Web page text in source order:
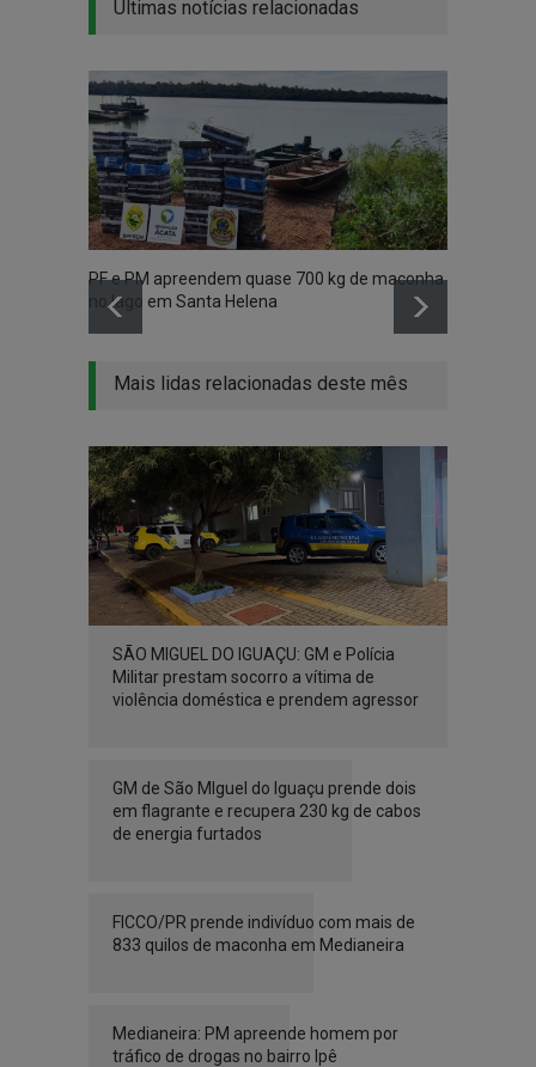
Últimas notícias relacionadas
PF e PM apreendem quase 700 kg de maconha
no lago em Santa Helena
Mais lidas relacionadas deste mês
SÃO MIGUEL DO IGUAÇU: GM e Polícia
Militar prestam socorro a vítima de
violência doméstica e prendem agressor
GM de São MIguel do Iguaçu prende dois
em flagrante e recupera 230 kg de cabos
de energia furtados
FICCO/PR prende indivíduo com mais de
833 quilos de maconha em Medianeira
Medianeira: PM apreende homem por
tráfico de drogas no bairro Ipê